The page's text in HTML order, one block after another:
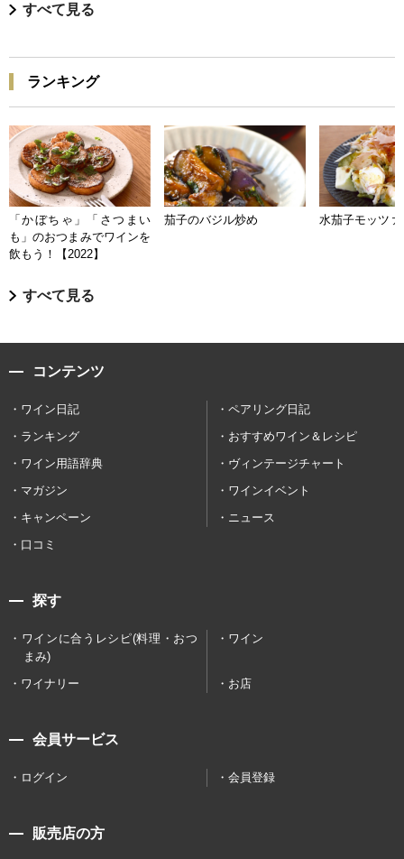
すべて見る
ランキング
「かぼちゃ」「さつまい
も」のおつまみでワインを
飲もう！【2022】
茄子のバジル炒め 水茄子モッツァ
すべて見る
コンテンツ
ワイン日記
ペアリング日記
ランキング
おすすめワイン＆レシピ
ワイン用語辞典
ヴィンテージチャート
マガジン
ワインイベント
キャンペーン
ニュース
口コミ
探す
ワインに合うレシピ(料理・おつ
まみ)
ワイン
ワイナリー お店
会員サービス
ログイン 会員登録
販売店の方